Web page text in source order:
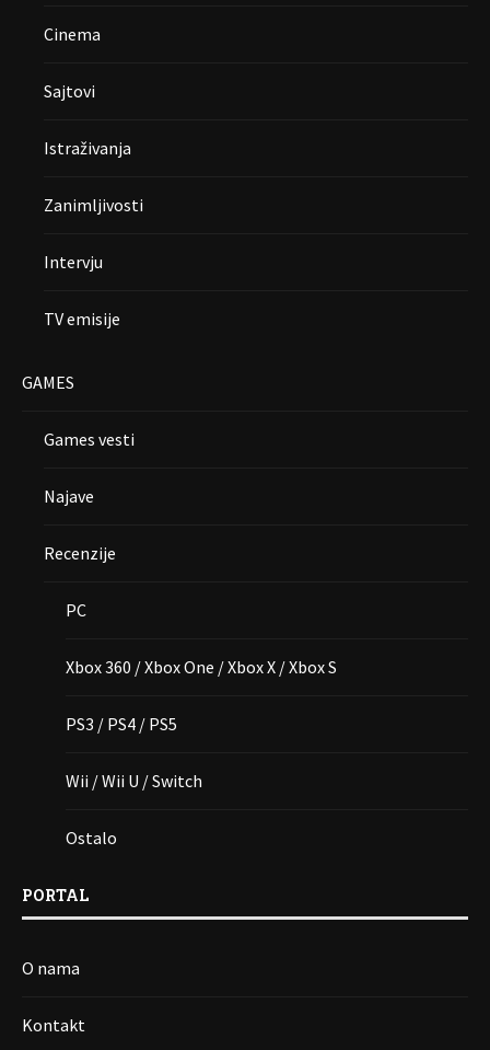
Cinema
Sajtovi
Istraživanja
Zanimljivosti
Intervju
TV emisije
GAMES
Games vesti
Najave
Recenzije
PC
Xbox 360 / Xbox One / Xbox X / Xbox S
PS3 / PS4 / PS5
Wii / Wii U / Switch
Ostalo
PORTAL
O nama
Kontakt